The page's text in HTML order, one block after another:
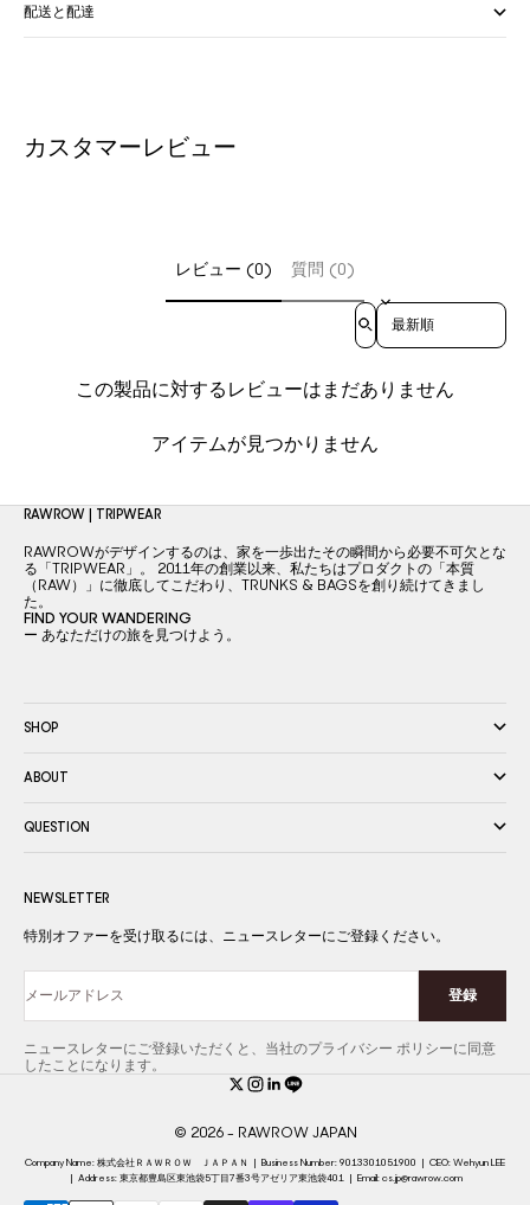
配送と配達
カスタマーレビュー
レビュー (0) 質問 (0)
Sort reviews by
この製品に対するレビューはまだありません
アイテムが見つかりません
RAWROW | TRIPWEAR
RAWROWがデザインするのは、家を一歩出たその瞬間から必要不可欠とな
る「TRIPWEAR」。 2011年の創業以来、私たちはプロダクトの「本質
（RAW）」に徹底してこだわり、TRUNKS & BAGSを創り続けてきまし
た。
FIND YOUR WANDERING
ー あなただけの旅を見つけよう。
SHOP
ABOUT
QUESTION
NEWSLETTER
特別オファーを受け取るには、ニュースレターにご登録ください。
メールアドレス 登録
ニュースレターにご登録いただくと、当社のプライバシー ポリシーに同意
したことになります。
© 2026 - RAWROW JAPAN
Company Name: 株式会社ＲＡＷＲＯＷ ＪＡＰＡＮ | Business Number: 9013301051900 | CEO: Wehyun LEE
| Address: 東京都豊島区東池袋5丁目7番3号アゼリア東池袋401 | Email: cs.jp@rawrow.com